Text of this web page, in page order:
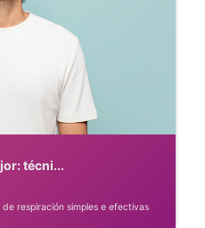
técni...
respiración simples e efectivas